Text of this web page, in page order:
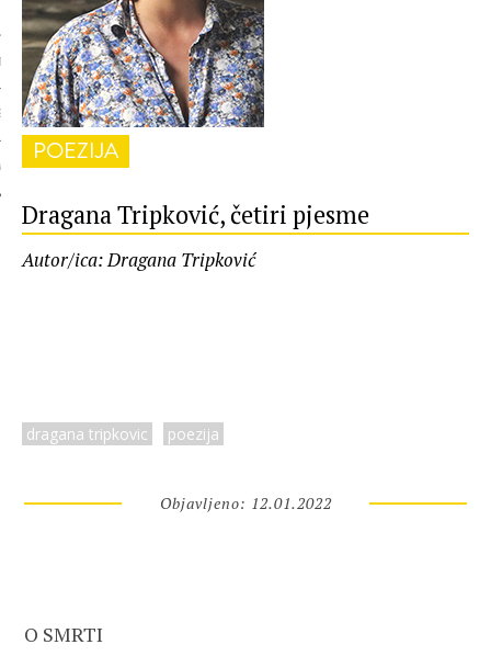
POEZIJA
Dragana Tripković, četiri pjesme
Autor/ica: Dragana Tripković
dragana tripkovic poezija
Objavljeno: 12.01.2022
O SMRTI